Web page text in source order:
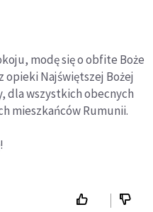
modę się o obfite Boże
opieki Najświętszej Bożej
dla wszystkich obecnych
mieszkańców Rumunii.